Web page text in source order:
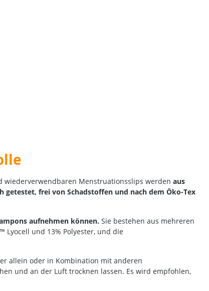
wiederverwendbaren Menstruationsslips werden aus
getestet, frei von Schadstoffen und nach dem Öko-Tex
aufnehmen können. Sie bestehen aus mehreren
Lyocell und 13% Polyester, und die
allein oder in Kombination mit anderen
und an der Luft trocknen lassen. Es wird empfohlen,